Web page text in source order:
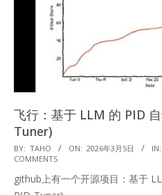
飞行：基于 LLM 的 PID
Tuner)
2026-
03-
05
BY: TAHO ON: 2026年3月5日 IN:
COMMENTS
github上有一个开源项目：基于